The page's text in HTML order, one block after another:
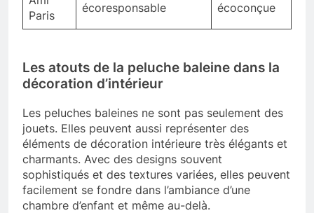
Paris
écoresponsable
écoconçue
Les atouts de la peluche baleine dans la
décoration d’intérieur
Les peluches baleines ne sont pas seulement des
jouets. Elles peuvent aussi représenter des
éléments de décoration intérieure très élégants et
charmants. Avec des designs souvent
sophistiqués et des textures variées, elles peuvent
facilement se fondre dans l’ambiance d’une
chambre d’enfant et même au-delà.